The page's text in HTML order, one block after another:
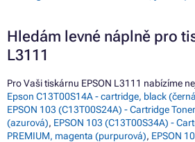
Hledám levné náplně pro
L3111
Pro Vaši tiskárnu EPSON L3111 nabízíme
Epson C13T00S14A - cartridge, black
EPSON 103 (C13T00S24A) - Cartridge
(azurová), EPSON 103 (C13T00S34A) -
PREMIUM, magenta (purpurová), EPSON